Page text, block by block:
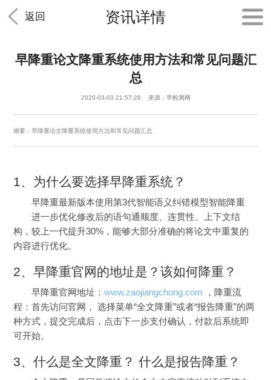
返回 资讯详情
早降重论文降重系统使用方法和常见问题汇
总
2020-03-03 21:57:28 来源：早检测网
摘要：早降重论文降重系统使用方法和常见问题汇总
1、为什么要选择早降重系统？
早降重最新版本使用第3代智能语义纠错模型智能降重
进一步优化修改后的语句通顺度、连贯性、上下文结
构，较上一代提升30%，能够大部分准确的将论文中重复的
内容进行优化。
2、早降重官网的地址是？该如何降重？
早降重官网地址： www.zaojiangchong.com ，降重流
程：首先访问官网， 选择菜单“全文降重”或者“报告降重”的两
种方式，提交完成后，点击下一步支付确认，付款后系统即
可开始。
3、什么是全文降重？ 什么是报告降重？